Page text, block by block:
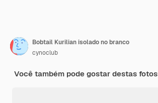
Bobtail Kurilian isolado no branco
cynoclub
Você também pode gostar destas fotos